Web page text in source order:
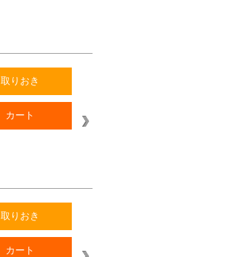
取りおき
カート
取りおき
カート